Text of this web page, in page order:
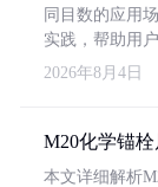
同目数的应用
实践，帮助用
2026年8月4日
M20化学锚
本文详细解析